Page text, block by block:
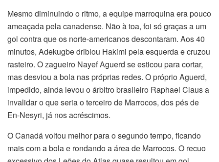
Mesmo diminuindo o ritmo, a equipe marroquina era pouco
ameaçada pela canadense. Não à toa, foi só graças a um
gol contra que os norte-americanos descontaram. Aos 40
minutos, Adekugbe driblou Hakimi pela esquerda e cruzou
rasteiro. O zagueiro Nayef Aguerd se esticou para cortar,
mas desviou a bola nas próprias redes. O próprio Aguerd,
impedido, ainda levou o árbitro brasileiro Raphael Claus a
invalidar o que seria o terceiro de Marrocos, dos pés de
En-Nesyri, já nos acréscimos.
O Canadá voltou melhor para o segundo tempo, ficando
mais com a bola e rondando a área de Marrocos. O recuo